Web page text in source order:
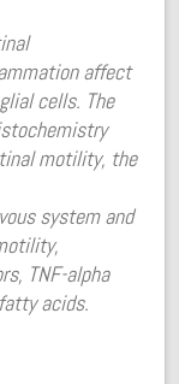
affect
cells. The
motility, the
system and
TNF-alpha
acids.